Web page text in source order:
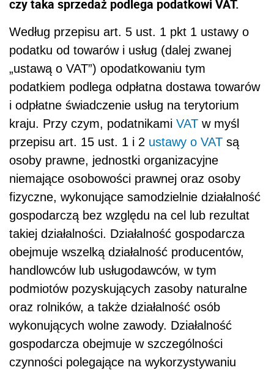
czy taka sprzedaż podlega podatkowi VAT.
Według przepisu art. 5 ust. 1 pkt 1 ustawy o
podatku od towarów i usług (dalej zwanej
„ustawą o VAT”) opodatkowaniu tym
podatkiem podlega odpłatna dostawa towarów
i odpłatne świadczenie usług na terytorium
kraju. Przy czym, podatnikami VAT w myśl
przepisu art. 15 ust. 1 i 2 ustawy o VAT są
osoby prawne, jednostki organizacyjne
niemające osobowości prawnej oraz osoby
fizyczne, wykonujące samodzielnie działalność
gospodarczą bez względu na cel lub rezultat
takiej działalności. Działalność gospodarcza
obejmuje wszelką działalność producentów,
handlowców lub usługodawców, w tym
podmiotów pozyskujących zasoby naturalne
oraz rolników, a także działalność osób
wykonujących wolne zawody. Działalność
gospodarcza obejmuje w szczególności
czynności polegające na wykorzystywaniu